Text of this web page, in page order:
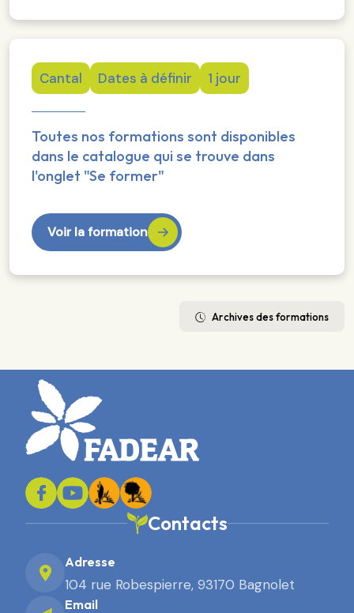
Cantal Dates à définir 1 jour
Toutes nos formations sont disponibles
dans le catalogue qui se trouve dans
l'onglet "Se former"
Voir la formation
Archives des formations
Contacts
Adresse
104 rue Robespierre, 93170 Bagnolet
Email